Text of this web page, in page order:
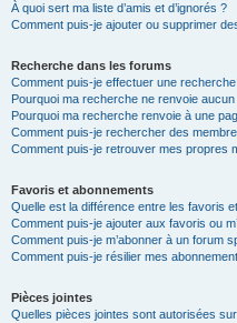
À quoi sert ma liste d’amis et d’ignorés ?
Comment puis-je ajouter ou supprimer
Recherche dans les forums
Comment puis-je effectuer une
Pourquoi ma recherche ne renvoie
Pourquoi ma recherche renvoie à une
Comment puis-je rechercher des
Comment puis-je retrouver mes propres
Favoris et abonnements
Quelle est la différence entre les favoris
Comment puis-je ajouter aux favoris ou
Comment puis-je m’abonner à un forum
Comment puis-je résilier mes
Pièces jointes
Quelles pièces jointes sont autorisées